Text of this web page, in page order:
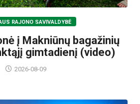
RAJONO SAVIVALDYBĖ
į Makniūnų bagažinių
gimtadienį (video)
2026-08-09